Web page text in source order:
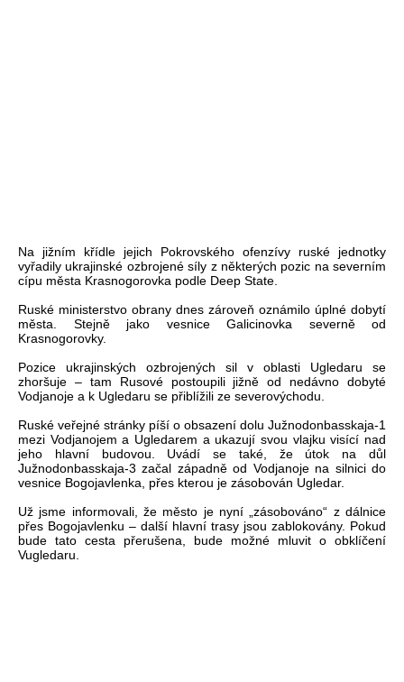
Na jižním křídle jejich Pokrovského ofenzívy ruské jednotky
vyřadily ukrajinské ozbrojené síly z některých pozic na severním
cípu města Krasnogorovka podle Deep State.
Ruské ministerstvo obrany dnes zároveň oznámilo úplné dobytí
města. Stejně jako vesnice Galicinovka severně od
Krasnogorovky.
Pozice ukrajinských ozbrojených sil v oblasti Ugledaru se
zhoršuje – tam Rusové postoupili jižně od nedávno dobyté
Vodjanoje a k Ugledaru se přiblížili ze severovýchodu.
Ruské veřejné stránky píší o obsazení dolu Južnodonbasskaja-1
mezi Vodjanojem a Ugledarem a ukazují svou vlajku visící nad
jeho hlavní budovou. Uvádí se také, že útok na důl
Južnodonbasskaja-3 začal západně od Vodjanoje na silnici do
vesnice Bogojavlenka, přes kterou je zásobován Ugledar.
Už jsme informovali, že město je nyní „zásobováno“ z dálnice
přes Bogojavlenku – další hlavní trasy jsou zablokovány. Pokud
bude tato cesta přerušena, bude možné mluvit o obklíčení
Vugledaru.